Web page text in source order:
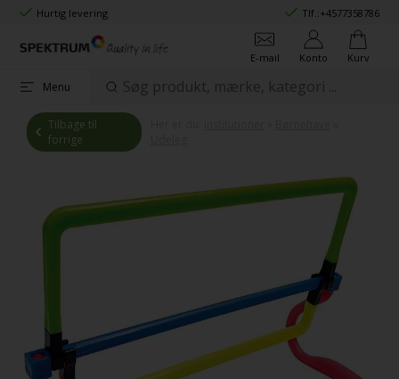
Hurtig levering Tlf.:+4577358786
E-mail Konto Kurv
Menu
Tilbage til
forrige